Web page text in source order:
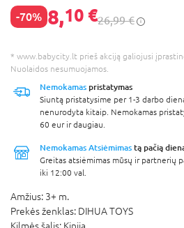
-70% 8,10 €26,99 €
* www.babycity.lt prieš akciją galiojusi
Nuolaidos nesumuojamos.
Nemokamas pristatymas
Siuntą pristatysime per 1-3 darbo
nenurodyta kitaip. Nemokamas
60 eur ir daugiau.
Nemokamas Atsiėmimas tą pačią
Greitas atsiėmimas mūsų ir partnerių
iki 12:00 val.
Amžius: 3+ m.
Prekės ženklas: DIHUA TOYS
Kilmės šalis: Kinija